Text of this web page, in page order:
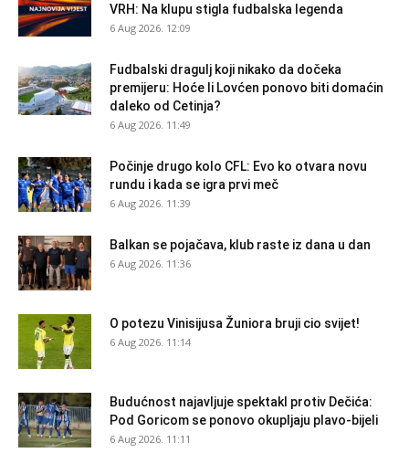
VRH: Na klupu stigla fudbalska legenda
6 Aug 2026. 12:09
Fudbalski dragulj koji nikako da dočeka
premijeru: Hoće li Lovćen ponovo biti domaćin
daleko od Cetinja?
6 Aug 2026. 11:49
Počinje drugo kolo CFL: Evo ko otvara novu
rundu i kada se igra prvi meč
6 Aug 2026. 11:39
Balkan se pojačava, klub raste iz dana u dan
6 Aug 2026. 11:36
O potezu Vinisijusa Žuniora bruji cio svijet!
6 Aug 2026. 11:14
Budućnost najavljuje spektakl protiv Dečića:
Pod Goricom se ponovo okupljaju plavo-bijeli
6 Aug 2026. 11:11